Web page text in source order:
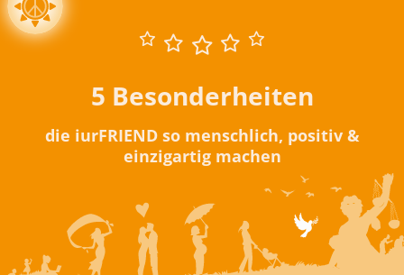
5 Besonderheiten
die iurFRIEND so menschlich, positiv &
einzigartig machen